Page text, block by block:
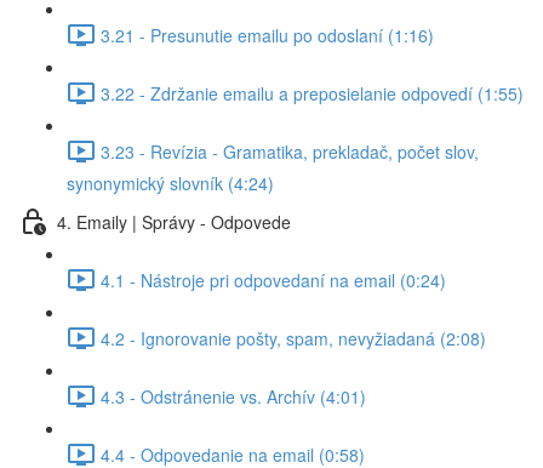
3.21 - Presunutie emailu po odoslaní (1:16)
3.22 - Zdržanie emailu a preposielanie odpovedí (1:55)
3.23 - Revízia - Gramatika, prekladač, počet slov,
synonymický slovník (4:24)
4. Emaily | Správy - Odpovede
4.1 - Nástroje pri odpovedaní na email (0:24)
4.2 - Ignorovanie pošty, spam, nevyžiadaná (2:08)
4.3 - Odstránenie vs. Archív (4:01)
4.4 - Odpovedanie na email (0:58)